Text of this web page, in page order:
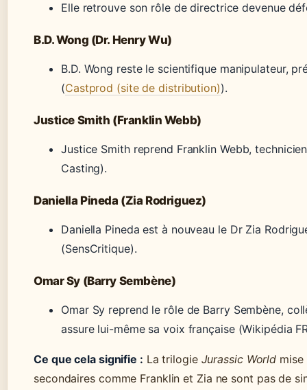
Elle retrouve son rôle de directrice devenue
B.D. Wong (Dr. Henry Wu)
B.D. Wong reste le scientifique manipulateur,
(Castprod (site de distribution)).
Justice Smith (Franklin Webb)
Justice Smith reprend Franklin Webb,
Casting).
Daniella Pineda (Zia Rodriguez)
Daniella Pineda est à nouveau le Dr Zia
(SensCritique).
Omar Sy (Barry Sembène)
Omar Sy reprend le rôle de Barry Sembène,
assure lui-même sa voix française (Wikipédia
Ce que cela signifie : La trilogie Jurassic World mise
secondaires comme Franklin et Zia ne sont pas de